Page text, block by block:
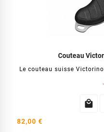
Couteau
Le couteau suisse

82,00 €